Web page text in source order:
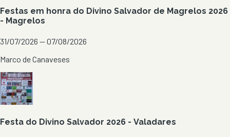
Festas em honra do Divino Salvador de Magrelos 2026
- Magrelos
31/07/2026 — 07/08/2026
Marco de Canaveses
Festa do Divino Salvador 2026 - Valadares